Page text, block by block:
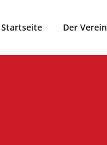
Startseite Der Verein